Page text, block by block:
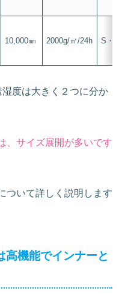
10,000㎜ 2000g/㎡/24h S・
度は大きく２つに分か
、サイズ展開が多いです
ついて詳しく説明します
高機能でインナーと